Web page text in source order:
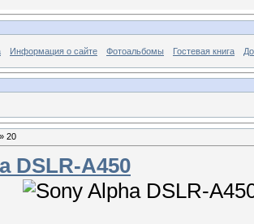
Информация о сайте Фотоальбомы Гостевая книга
» 20
DSLR-A450